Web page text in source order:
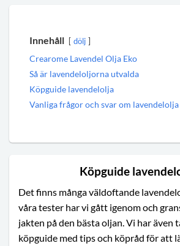
Innehåll dölj
Crearome Lavendel Olja Eko
Så är lavendeloljorna utvalda
Köpguide lavendelolja
Vanliga frågor och svar om lavendelolja
Köpguide
Det finns många väldoftande
våra tester har vi gått igenom och
jakten på den bästa oljan. Vi har även
köpguide med tips och köpråd för att